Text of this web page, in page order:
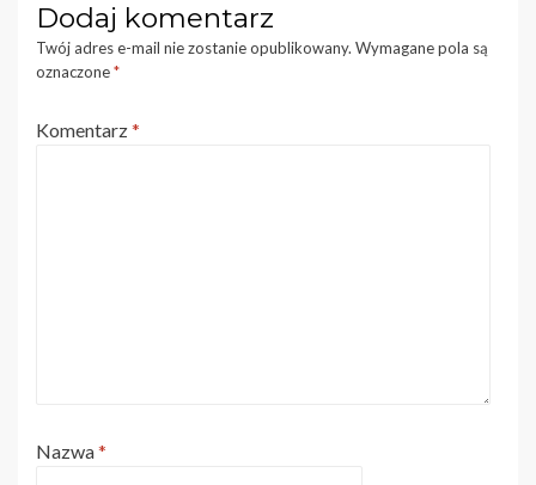
Dodaj komentarz
Twój adres e-mail nie zostanie opublikowany. Wymagane pola są
oznaczone*
Komentarz*
Nazwa*